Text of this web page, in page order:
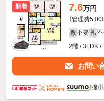
新着 7.6万円
（管理費
敷 不要 礼
2階 / 3LDK /
お問い
提供